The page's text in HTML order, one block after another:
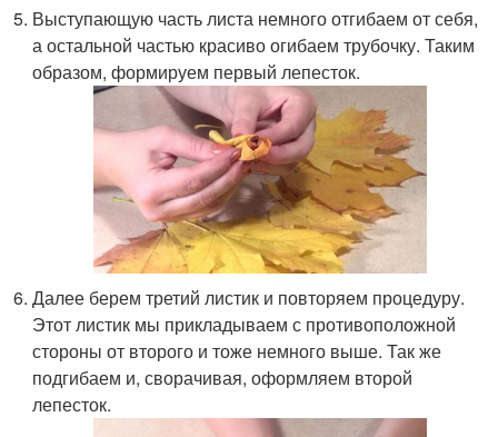
Выступающую часть листа немного отгибаем от себя,
а остальной частью красиво огибаем трубочку. Таким
образом, формируем первый лепесток.
Далее берем третий листик и повторяем процедуру.
Этот листик мы прикладываем с противоположной
стороны от второго и тоже немного выше. Так же
подгибаем и, сворачивая, оформляем второй
лепесток.